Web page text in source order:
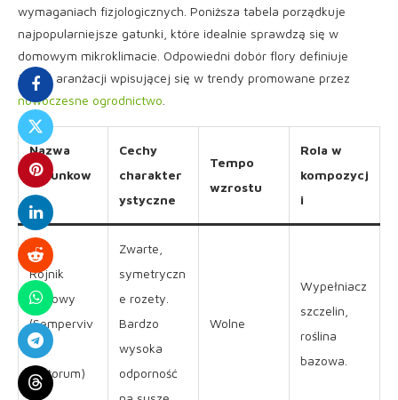
wymaganiach fizjologicznych. Poniższa tabela porządkuje
najpopularniejsze gatunki, które idealnie sprawdzą się w
domowym mikroklimacie. Odpowiedni dobór flory definiuje
jakość aranżacji wpisującej się w trendy promowane przez
nowoczesne ogrodnictwo
Nazwa
gatunkow
a
Cechy
charakter
ystyczne
Tempo
wzrostu
Rola w
kompozycj
i
Rojnik
murowy
(Semperviv
um
tectorum)
Zwarte,
symetryczn
e rozety.
Bardzo
wysoka
odporność
Wolne
Wypełniacz
szczelin,
roślina
bazowa.